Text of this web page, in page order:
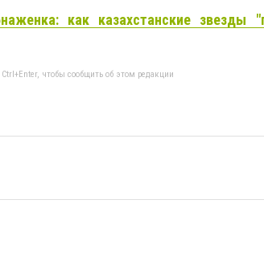
как казахстанские звезды
чтобы сообщить об этом редакции